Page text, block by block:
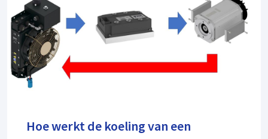
Hoe werkt de koeling van een